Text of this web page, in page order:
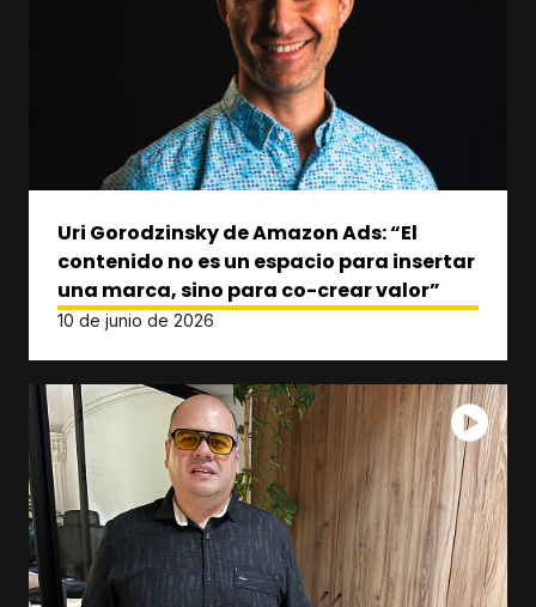
Uri Gorodzinsky de Amazon Ads: “El
contenido no es un espacio para insertar
una marca, sino para co-crear valor”
10 de junio de 2026